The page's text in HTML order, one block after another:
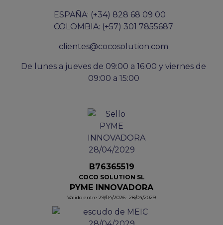
ESPAÑA: (+34) 828 68 09 00
COLOMBIA: (+57) 301 7855687
clientes@cocosolution.com
De lunes a jueves de 09:00 a 16:00 y viernes de
09:00 a 15:00
B76365519
COCO SOLUTION SL
PYME INNOVADORA
Válido entre 29/04/2026- 28/04/2029